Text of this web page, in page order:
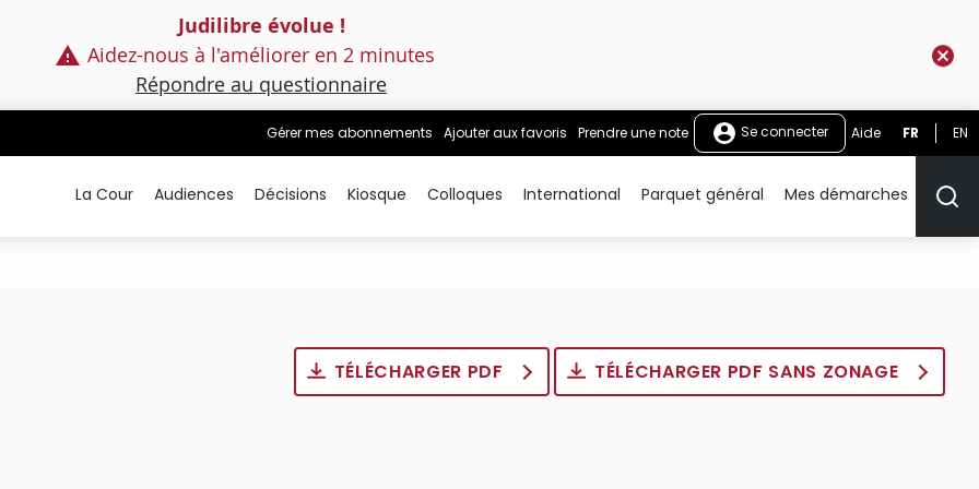
Judilibre évolue !
Aidez-nous à l'améliorer en 2 minutes
Répondre au questionnaire
Gérer mes abonnements Ajouter aux favoris Prendre une note Se connecter Aide FR EN
La Cour Audiences Décisions Kiosque Colloques International Parquet général Mes démarches
TÉLÉCHARGER PDF TÉLÉCHARGER PDF SANS ZONAGE